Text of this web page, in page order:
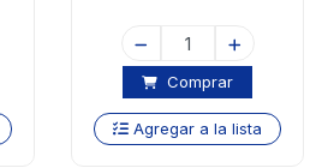
Comprar
Agregar a la lista